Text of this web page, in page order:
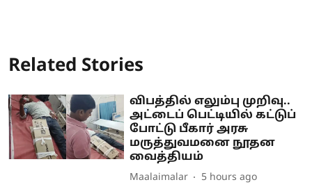
Related Stories
விபத்தில் எலும்பு முறிவு..
அட்டைப் பெட்டியில் கட்டுப்
போட்டு பீகார் அரசு
மருத்துவமனை நூதன
வைத்தியம்
Maalaimalar 5 hours ago